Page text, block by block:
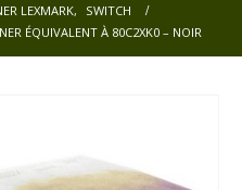
LEXMARK,
SWITCH
ÉQUIVALENT À 80C2XK0 – NOIR